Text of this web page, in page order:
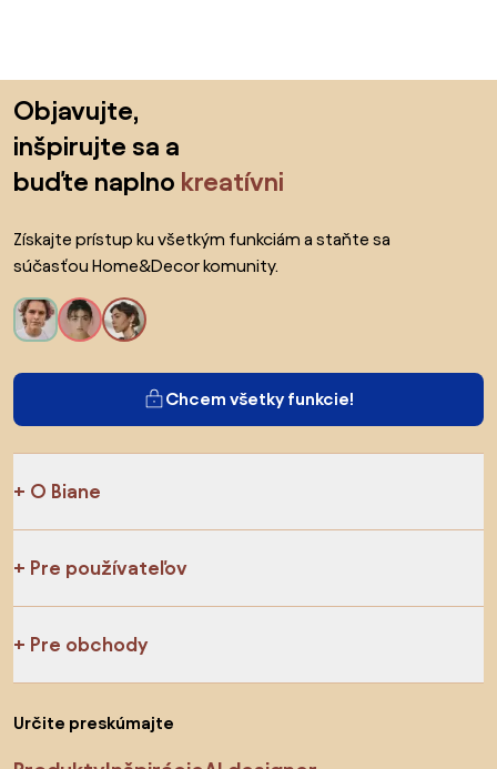
Objavujte,
inšpirujte sa a
buďte naplno kreatívni
Získajte prístup ku všetkým funkciám a staňte sa
súčasťou Home&Decor komunity.
Chcem všetky funkcie!
O Biane
Pre používateľov
Pre obchody
Určite preskúmajte